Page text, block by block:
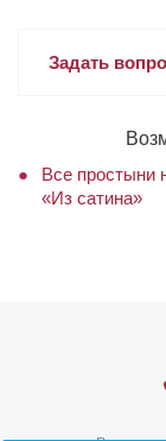
Задать
Все простыни
«Из сатина»